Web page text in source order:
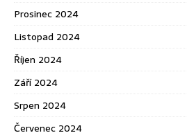
Prosinec 2024
Listopad 2024
Říjen 2024
Září 2024
Srpen 2024
Červenec 2024